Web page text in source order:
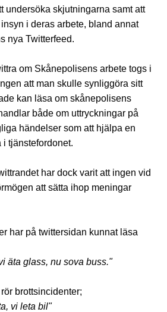
undersöka skjutningarna samt att
i deras arbete, bland annat
nya Twitterfeed.
om Skånepolisens arbete togs i
att man skulle synliggöra sitt
kan läsa om skånepolisens
både om uttryckningar på
händelser som att hjälpa en
i tjänstefordonet.
har dock varit att ingen vid
att sätta ihop meningar
har på twittersidan kunnat läsa
äta glass, nu sova buss."
brottsincidenter;
vi leta bil"